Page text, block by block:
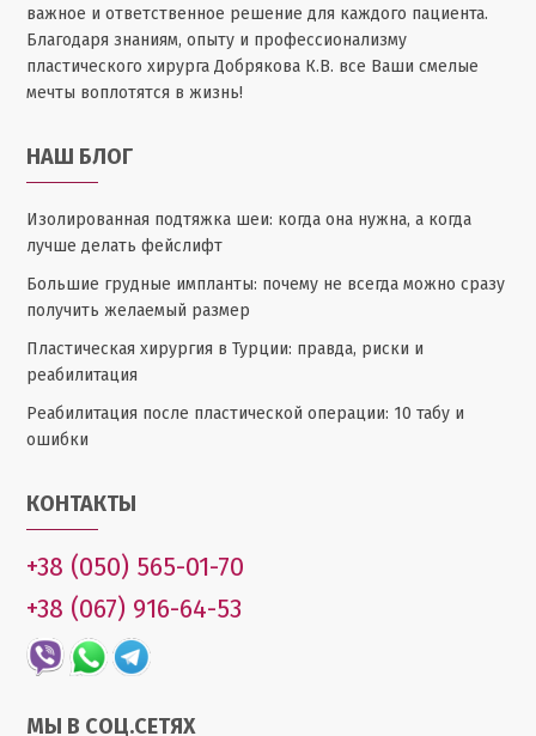
важное и ответственное решение для каждого пациента.
Благодаря знаниям, опыту и профессионализму
пластического хирурга Добрякова К.В. все Ваши смелые
мечты воплотятся в жизнь!
НАШ БЛОГ
Изолированная подтяжка шеи: когда она нужна, а когда
лучше делать фейслифт
Большие грудные импланты: почему не всегда можно сразу
получить желаемый размер
Пластическая хирургия в Турции: правда, риски и
реабилитация
Реабилитация после пластической операции: 10 табу и
ошибки
КОНТАКТЫ
+38 (050) 565-01-70
+38 (067) 916-64-53
МЫ В СОЦ.СЕТЯХ